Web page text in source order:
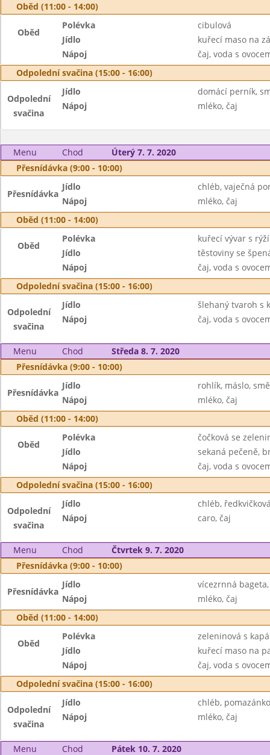
Oběd (11:00 - 14:00)
Oběd
Polévka
cibulová
Jídlo
kuřecí maso na
Nápoj
čaj, voda s
Odpolední svačina (15:00 - 16:00)
Odpolední
svačina
Jídlo
domácí perník,
Nápoj
mléko, čaj
Menu Chod
Úterý 7. 7. 2020
Přesnídávka (9:00 - 10:00)
Přesnídávka
Jídlo
chléb, vaječná
Nápoj
mléko, čaj
Oběd (11:00 - 14:00)
Oběd
Polévka
kuřecí vývar s rýží
Jídlo
těstoviny se
Nápoj
čaj, voda s
Odpolední svačina (15:00 - 16:00)
Odpolední
svačina
Jídlo
šlehaný tvaroh s
Nápoj
čaj, voda s
Menu Chod
Středa 8. 7. 2020
Přesnídávka (9:00 - 10:00)
Přesnídávka
Jídlo
rohlík, máslo,
Nápoj
mléko, čaj
Oběd (11:00 - 14:00)
Oběd
Polévka
čočková se
Jídlo
sekaná pečeně,
Nápoj
čaj, voda s
Odpolední svačina (15:00 - 16:00)
Odpolední
svačina
Jídlo
chléb,
Nápoj
caro, čaj
Menu Chod
Čtvrtek 9. 7. 2020
Přesnídávka (9:00 - 10:00)
Přesnídávka
Jídlo
vícezrnná
Nápoj
mléko, čaj
Oběd (11:00 - 14:00)
Oběd
Polévka
zeleninová s
Jídlo
kuřecí maso na
Nápoj
čaj, voda s
Odpolední svačina (15:00 - 16:00)
Odpolední
svačina
Jídlo
chléb,
Nápoj
mléko, čaj
Menu Chod
Pátek 10. 7. 2020